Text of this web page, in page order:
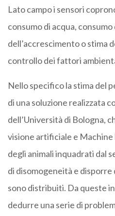
Lato campo i sensori
consumo di acqua,
dell’accrescimento o stima
controllo dei fattori
Nello specifico la stima del
di una soluzione realizzata
dell’Università di Bologna,
visione artificiale e
degli animali inquadrati dal
di disomogeneità e disporre
sono distribuiti. Da queste
dedurre una serie di